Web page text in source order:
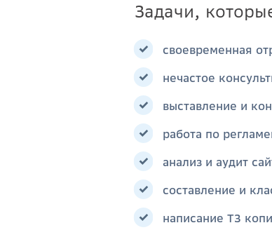
Задачи,
своевременная
нечастое
выставление и
работа по
анализ и аудит
составление и
написание ТЗ